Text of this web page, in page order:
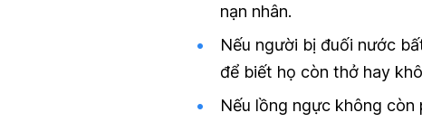
nạn nhân.
Nếu người bị đuối nước
để biết họ còn thở hay
Nếu lồng ngực không còn